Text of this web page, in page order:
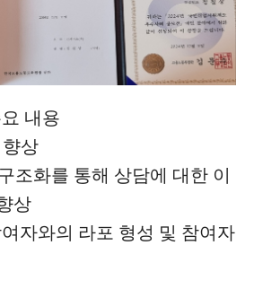
내용
상
조화를 통해 상담에 대한 이
상
자와의 라포 형성 및 참여자